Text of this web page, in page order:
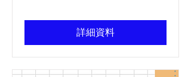
詳細資料